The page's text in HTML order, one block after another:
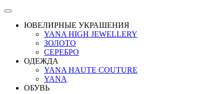
ЮВЕЛИРНЫЕ УКРАШЕНИЯ
YANA HIGH JEWELLERY
ЗОЛОТО
СЕРЕБРО
ОДЕЖДА
YANA HAUTE COUTURE
YANA
ОБУВЬ